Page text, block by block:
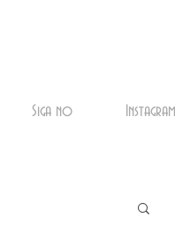
Siga no Instagram